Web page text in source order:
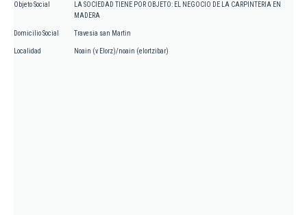
Objeto Social
LA SOCIEDAD TIENE POR OBJETO: EL NEGOCIO DE LA CARPINTERIA EN
MADERA
Domicilio Social Travesia san Martin
Localidad Noain (v Elorz)/noain (elortzibar)